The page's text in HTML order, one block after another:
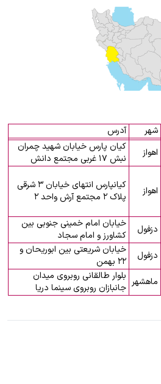
شهر
آدرس
اهواز
کیان پارس خیابان شهید چمران
نبش ۱۷ غربی مجتمع دانش
اهواز
کیانپارس انتهای خیابان ۳ شرقی
پلاک ۲ مجتمع آرش واحد ۲
دزفول
خیابان امام خمینی جنوبی بین
کشاورز و امام سجاد
دزفول
خیابان شریعتی بین ابوریحان و
۲۲ بهمن
ماهشهر بلوار طالقانی روبروی میدان
جانبازان روبروی سینما دریا